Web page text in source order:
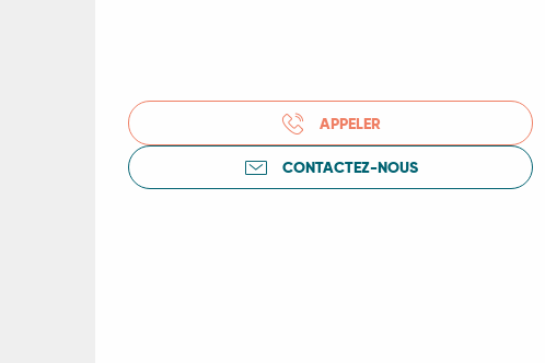
APPELER
CONTACTEZ-NOUS